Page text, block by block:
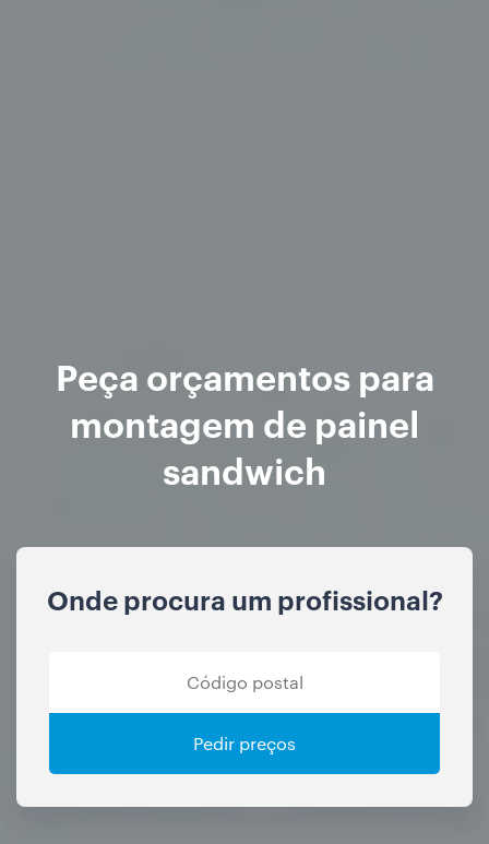
Peça orçamentos para
montagem de painel
sandwich
Onde procura um profissional?
Pedir preços